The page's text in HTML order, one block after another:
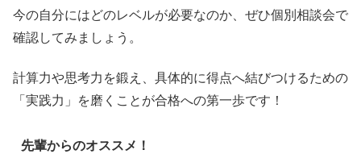
今の自分にはどのレベルが必要なのか、ぜひ個別相談会で
確認してみましょう。
計算力や思考力を鍛え、具体的に得点へ結びつけるための
「実践力」を磨くことが合格への第一歩です！
先輩からのオススメ！